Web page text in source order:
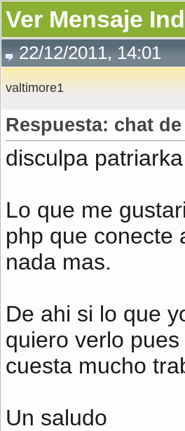
Ver Mensaje
22/12/2011, 14:01
valtimore1
Respuesta: chat
disculpa
Lo que me
php que conecte
nada mas.
De ahi si lo que
quiero verlo
cuesta mucho
Un saludo